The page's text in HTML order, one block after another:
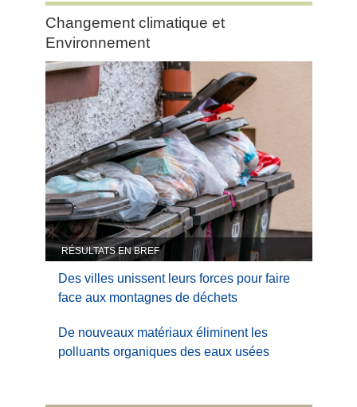
Category:
Changement
climatique
et
Environnement
Changement climatique et
Environnement
RÉSULTATS EN BREF
Des villes unissent leurs forces pour faire
face aux montagnes de déchets
De nouveaux matériaux éliminent les
polluants organiques des eaux usées